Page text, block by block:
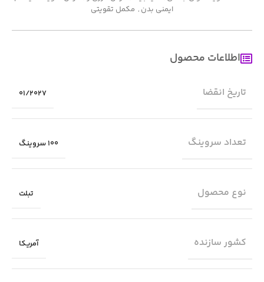
ایمنی بدن , مکمل تقویتی
اطلاعات محصول
تاریخ انقضا 01/2027
تعداد سروینگ 100 سروینگ
نوع محصول تبلت
کشور سازنده آمریکا